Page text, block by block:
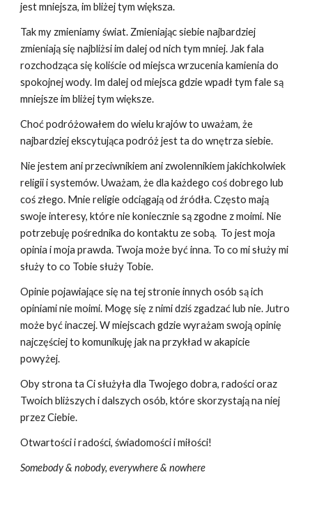
jest mniejsza, im bliżej tym większa.
Tak my zmieniamy świat. Zmieniając siebie najbardziej
zmieniają się najbliżsi im dalej od nich tym mniej. Jak fala
rozchodząca się koliście od miejsca wrzucenia kamienia do
spokojnej wody. Im dalej od miejsca gdzie wpadł tym fale są
mniejsze im bliżej tym większe.
Choć podróżowałem do wielu krajów to uważam, że
najbardziej ekscytująca podróż jest ta do wnętrza siebie.
Nie jestem ani przeciwnikiem ani zwolennikiem jakichkolwiek
religii i systemów. Uważam, że dla każdego coś dobrego lub
coś złego. Mnie religie odciągają od źródła. Często mają
swoje interesy, które nie koniecznie są zgodne z moimi. Nie
potrzebuję pośrednika do kontaktu ze sobą. To jest moja
opinia i moja prawda. Twoja może być inna. To co mi służy mi
służy to co Tobie służy Tobie.
Opinie pojawiające się na tej stronie innych osób są ich
opiniami nie moimi. Mogę się z nimi dziś zgadzać lub nie. Jutro
może być inaczej. W miejscach gdzie wyrażam swoją opinię
najczęściej to komunikuję jak na przykład w akapicie
powyżej.
Oby strona ta Ci służyła dla Twojego dobra, radości oraz
Twoich bliższych i dalszych osób, które skorzystają na niej
przez Ciebie.
Otwartości iradości, świadomości i miłości!
Somebody & nobody, everywhere & nowhere